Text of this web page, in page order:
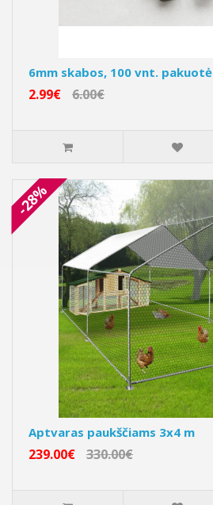
6mm skabos, 100 vnt. pakuotė
2.99€ 6.00€
-28%
Aptvaras paukščiams 3x4 m
239.00€ 330.00€